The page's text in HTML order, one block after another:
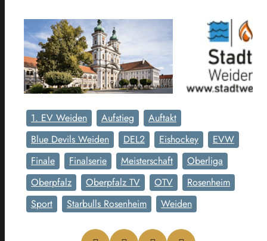
1. EV Weiden Aufstieg
Auftakt
Blue Devils Weiden
DEL2 Eishockey
EVW
Finale
Finalserie Meisterschaft
Oberliga
Oberpfalz
Oberpfalz TV OTV
Rosenheim
Sport
Starbulls Rosenheim Weiden